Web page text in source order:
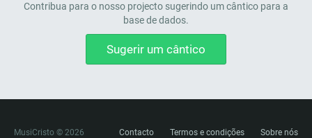
Contribua para o nosso projecto sugerindo um cântico para a
base de dados.
Sugerir um cântico
MusiCristo © 2026 Contacto Termos e condições Sobre nós